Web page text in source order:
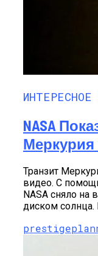
ИНТЕРЕСНОЕ
NASA
Транзит
видео. С
NASA сняло на
диском солнца.